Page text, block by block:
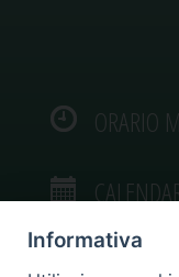
ORARIO
Informativa